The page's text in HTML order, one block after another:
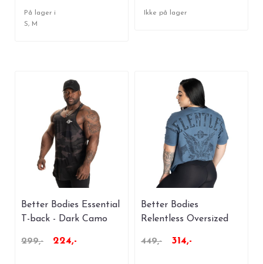
På lager i
S, M
Ikke på lager
Better Bodies Essential
T-back - Dark Camo
299,-
224,-
Better Bodies
Relentless Oversized
449,-
314,-